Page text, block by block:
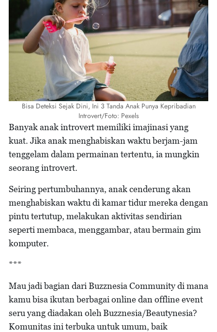
Bisa Deteksi Sejak Dini, Ini 3 Tanda Anak Punya Kepribadian
Introvert/Foto: Pexels
Banyak anak introvert memiliki imajinasi yang
kuat. Jika anak menghabiskan waktu berjam-jam
tenggelam dalam permainan tertentu, ia mungkin
seorang introvert.
Seiring pertumbuhannya, anak cenderung akan
menghabiskan waktu di kamar tidur mereka dengan
pintu tertutup, melakukan aktivitas sendirian
seperti membaca, menggambar, atau bermain gim
komputer.
***
Mau jadi bagian dari Buzznesia Community di mana
kamu bisa ikutan berbagai online dan offline event
seru yang diadakan oleh Buzznesia/Beautynesia?
Komunitas ini terbuka untuk umum, baik